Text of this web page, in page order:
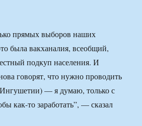
прямых выборов наших
была вакханалия, всеобщий,
подкуп населения. И
говорят, что нужно проводить
— я думаю, только с
как-то заработать”, — сказал